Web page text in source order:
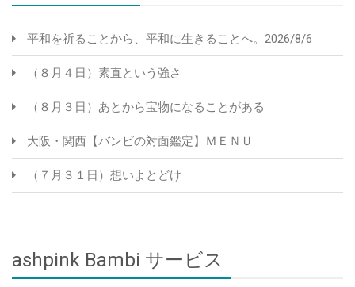
平和を祈ることから、平和に生きることへ。2026/8/6
（８月４日）素直という強さ
（８月３日）あとから宝物になることがある
大阪・関西【バンビの対面鑑定】ＭＥＮＵ
（７月３１日）想いよとどけ
ashpink Bambi サービス